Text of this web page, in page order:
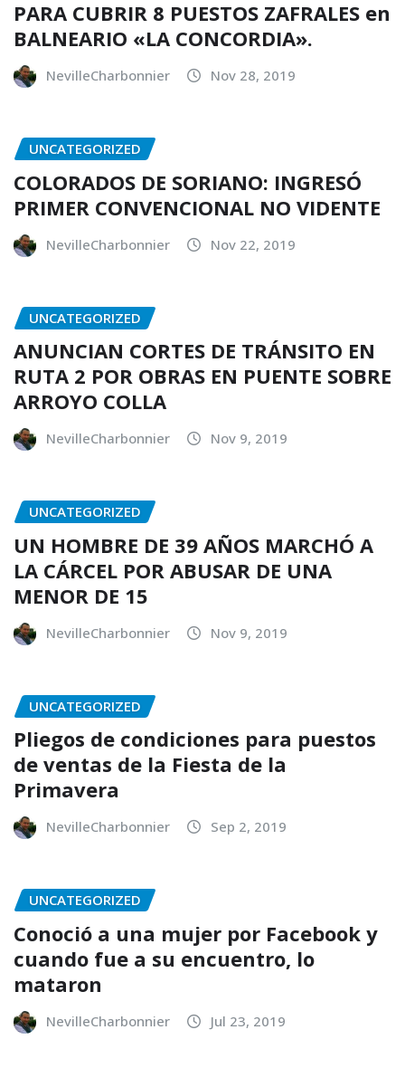
PARA CUBRIR 8 PUESTOS ZAFRALES en
BALNEARIO «LA CONCORDIA».
NevilleCharbonnier Nov 28, 2019
UNCATEGORIZED
COLORADOS DE SORIANO: INGRESÓ
PRIMER CONVENCIONAL NO VIDENTE
NevilleCharbonnier Nov 22, 2019
UNCATEGORIZED
ANUNCIAN CORTES DE TRÁNSITO EN
RUTA 2 POR OBRAS EN PUENTE SOBRE
ARROYO COLLA
NevilleCharbonnier Nov 9, 2019
UNCATEGORIZED
UN HOMBRE DE 39 AÑOS MARCHÓ A
LA CÁRCEL POR ABUSAR DE UNA
MENOR DE 15
NevilleCharbonnier Nov 9, 2019
UNCATEGORIZED
Pliegos de condiciones para puestos
de ventas de la Fiesta de la
Primavera
NevilleCharbonnier Sep 2, 2019
UNCATEGORIZED
Conoció a una mujer por Facebook y
cuando fue a su encuentro, lo
mataron
NevilleCharbonnier Jul 23, 2019